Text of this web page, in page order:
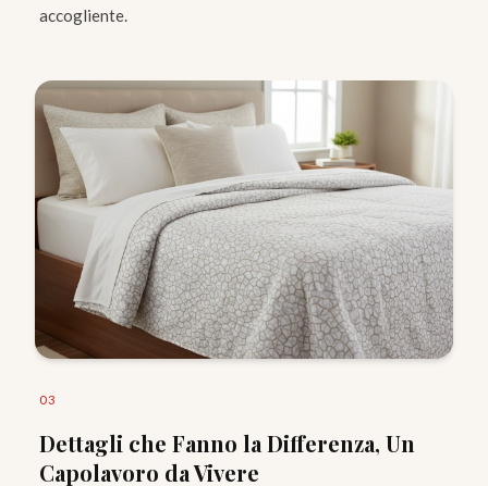
accogliente.
03
Dettagli che Fanno la Differenza, Un
Capolavoro da Vivere